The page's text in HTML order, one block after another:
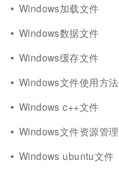
Windows加载文件
Windows数据文件
Windows缓存文件
Windows文件使用方法
Windows c++文件
Windows文件资源管理
Windows ubuntu文件